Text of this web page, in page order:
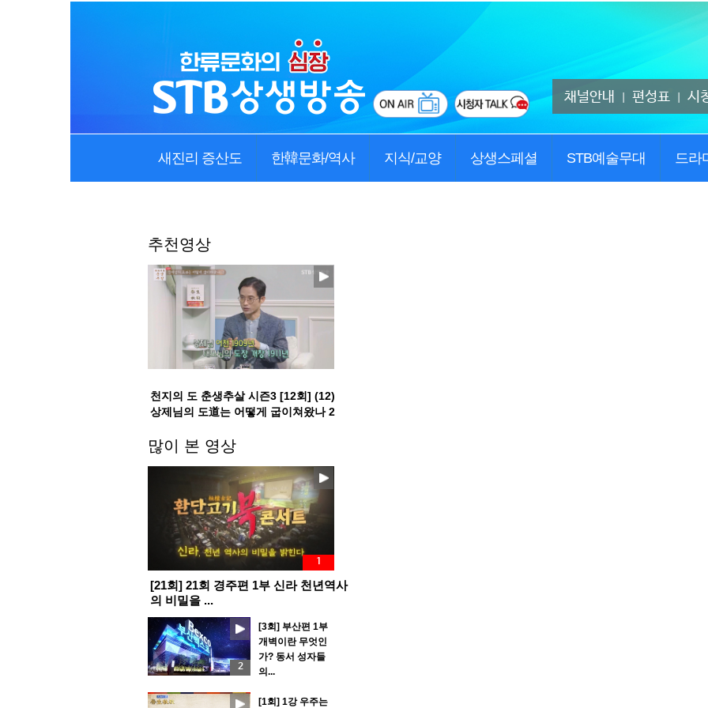
채널안내 편성표 시
새진리 증산도 한韓문화/역사 지식/교양 상생스페셜 STB예술무대 드라
추천영상
천지의 도 춘생추살 시즌3 [12회] (12)
상제님의 도道는 어떻게 굽이쳐왔나 2
많이 본 영상
1
[21회] 21회 경주편 1부 신라 천년역사
의 비밀을 ...
2
[3회] 부산편 1부
개벽이란 무엇인
가? 동서 성자들
의...
[1회] 1강 우주는